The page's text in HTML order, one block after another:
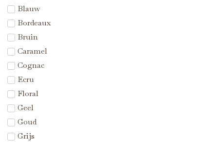
Blauw
Bordeaux
Bruin
Caramel
Cognac
Ecru
Floral
Geel
Goud
Grijs